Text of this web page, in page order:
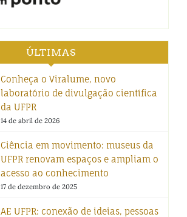
ÚLTIMAS
Conheça o Viralume, novo
laboratório de divulgação científica
da UFPR
14 de abril de 2026
Ciência em movimento: museus da
UFPR renovam espaços e ampliam o
acesso ao conhecimento
17 de dezembro de 2025
AE UFPR: conexão de ideias, pessoas